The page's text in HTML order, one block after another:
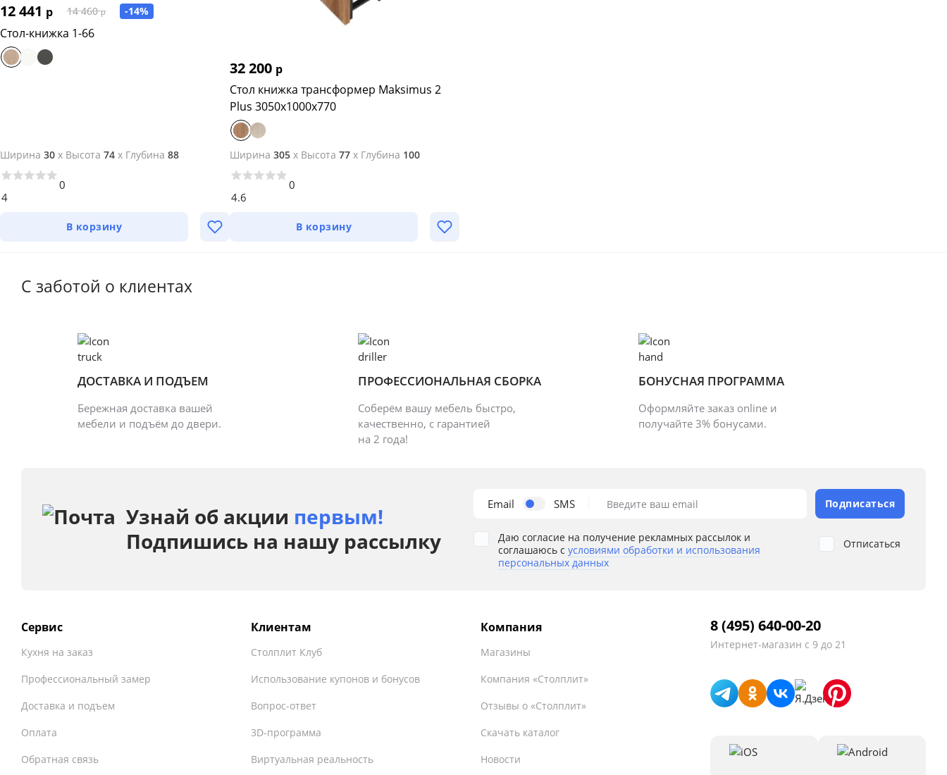
12 441 р 14 460 р -14%
Стол-книжка 1-66
Ширина 30 x Высота 74 x Глубина 88
4
0
В корзину
32 200 р
Стол книжка трансформер Maksimus 2
Plus 3050х1000х770
Ширина 305 x Высота 77 x Глубина 100
4.6
0
В корзину
С заботой о клиентах
ДОСТАВКА И ПОДЪЕМ
Бережная доставка вашей
мебели и подъём до двери.
ПРОФЕССИОНАЛЬНАЯ СБОРКА
Соберём вашу мебель быстро,
качественно, с гарантией
на 2 года!
БОНУСНАЯ ПРОГРАММА
Оформляйте заказ online и
получайте 3% бонусами.
Узнай об акции первым!
Подпишись на нашу рассылку
Email SMS Введите ваш email Подписаться
Даю согласие на получение рекламных рассылок и
соглашаюсь с условиями обработки и использования
персональных данных
Отписаться
Сервис
Кухня на заказ
Профессиональный замер
Доставка и подъем
Оплата
Обратная связь
Клиентам
Столплит Клуб
Использование купонов и бонусов
Вопрос-ответ
3D-программа
Виртуальная реальность
Компания
Магазины
Компания «Столплит»
Отзывы о «Столплит»
Скачать каталог
Новости
8 (495) 640-00-20
Интернет-магазин с 9 до 21